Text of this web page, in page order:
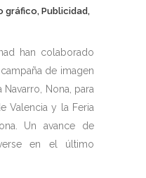
gráfico, Publicidad,
han colaborado
de imagen
Nona, para
Valencia y la Feria
Un avance de
en el último